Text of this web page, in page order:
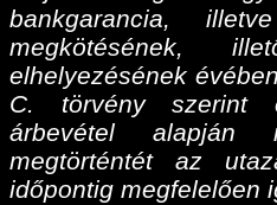
bankgarancia,
megkötésének,
elhelyezésének
C. törvény szerint
árbevétel alapján
megtörténtét az
időpontig megfelelően